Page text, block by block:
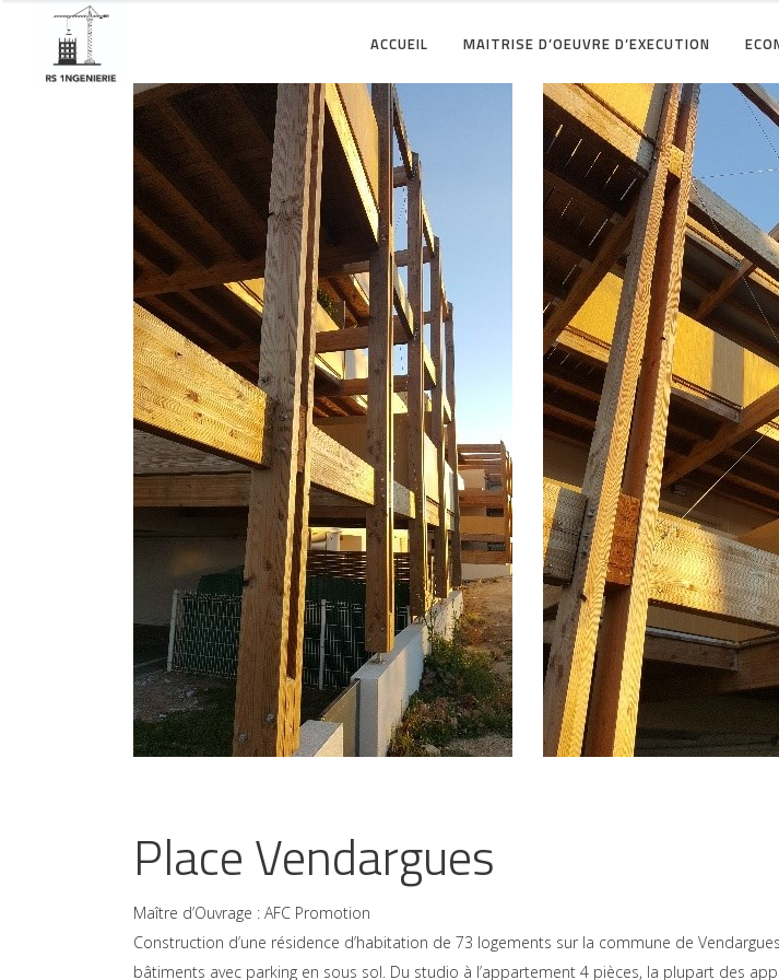
ACCUEIL MAITRISE D’OEUVRE D’EXECUTION
Place Vendargues
Maître d’Ouvrage : AFC Promotion
Construction d’une résidence d’habitation de 73 logements sur la commune de
bâtiments avec parking en sous sol. Du studio à l’appartement 4 pièces, la plupart des